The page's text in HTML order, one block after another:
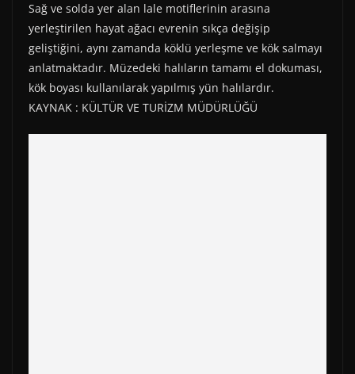
Sağ ve solda yer alan lale motiflerinin arasına
yerleştirilen hayat ağacı evrenin sıkça değişip
geliştiğini, aynı zamanda köklü yerleşme ve kök salmayı
anlatmaktadır. Müzedeki halıların tamamı el dokuması,
kök boyası kullanılarak yapılmış yün halılardır.
KAYNAK : KÜLTÜR VE TURİZM MÜDÜRLÜĞÜ